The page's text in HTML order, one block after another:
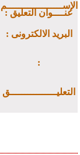
الإســـــــــــــــــــم
: عنــــوان التعليق
: البريد الالكترونى
:
التعليــــــــــــــــق